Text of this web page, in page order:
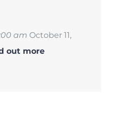
am October 11,
out more